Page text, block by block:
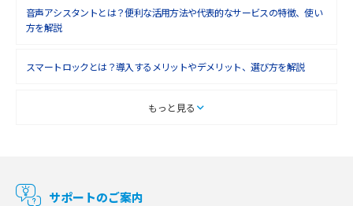
音声アシスタントとは？便利な活用方法や代表的なサービスの特徴、使い
方を解説
スマートロックとは？導入するメリットやデメリット、選び方を解説
スマートテレビとは？特徴や選び方、使い方をわかりやすく解説
マンションで使えるWi-Fiは？種類ごとの特徴や選び方を紹介
もっと見る
サポートのご案内